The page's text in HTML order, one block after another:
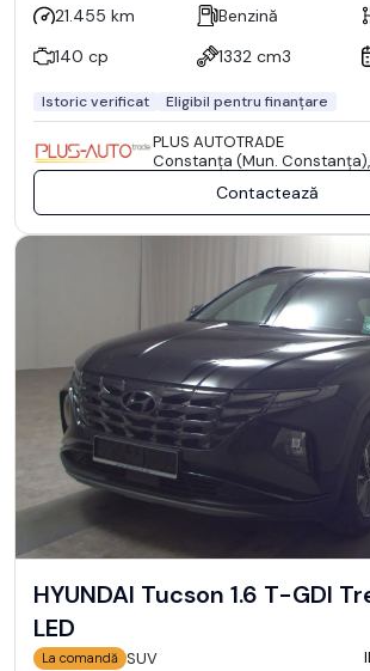
21.455 km Benzină
140 cp
1332 cm3
Istoric verificat Eligibil pentru finanțare
PLUS AUTOTRADE
Constanţa (Mun.
Contactează
HYUNDAI Tucson 1.6 T-GDI
LED
La comandă SUV